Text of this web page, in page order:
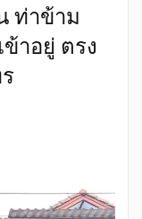
ท่าข้าม
าอยู่ ตรง